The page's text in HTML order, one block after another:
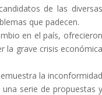
de las diversas
que padecen.
en el país, ofrecieron
la grave crisis económica
la inconformidad
serie de propuestas y